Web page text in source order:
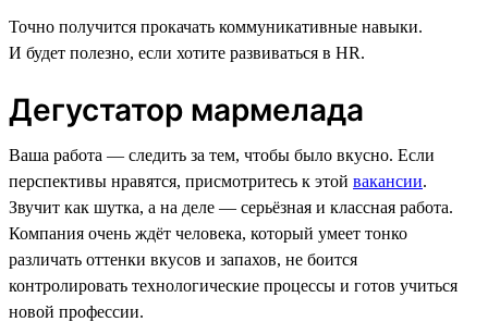
Точно получится прокачать коммуникативные навыки.
И будет полезно, если хотите развиваться в HR.
Дегустатор мармелада
Ваша работа — следить за тем, чтобы было вкусно. Если
перспективы нравятся, присмотритесь к этой вакансии.
Звучит как шутка, а на деле — серьёзная и классная работа.
Компания очень ждёт человека, который умеет тонко
различать оттенки вкусов и запахов, не боится
контролировать технологические процессы и готов учиться
новой профессии.